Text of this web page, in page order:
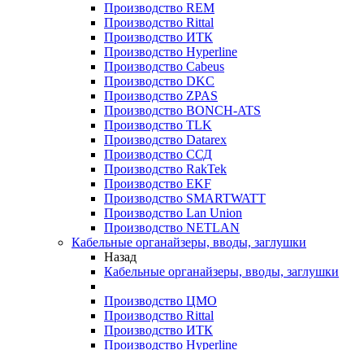
Производство REM
Производство Rittal
Производство ИТК
Производство Hyperline
Производство Cabeus
Производство DKC
Производство ZPAS
Производство BONCH-ATS
Производство TLK
Производство Datarex
Производство ССД
Производство RakTek
Производство EKF
Производство SMARTWATT
Производство Lan Union
Производство NETLAN
Кабельные органайзеры, вводы, заглушки
Назад
Кабельные органайзеры, вводы, заглушки
Производство ЦМО
Производство Rittal
Производство ИТК
Производство Hyperline